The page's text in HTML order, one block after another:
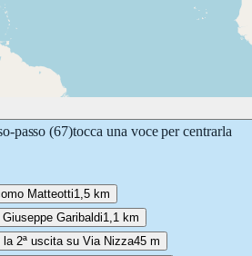
passo (67)tocca una voce per centrarla
Matteotti1,5 km
Garibaldi1,1 km
la 2ª uscita su Via Nizza45 m